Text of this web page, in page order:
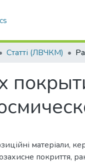
Статті (ЛВЧКМ)
матеріали,
покриття,